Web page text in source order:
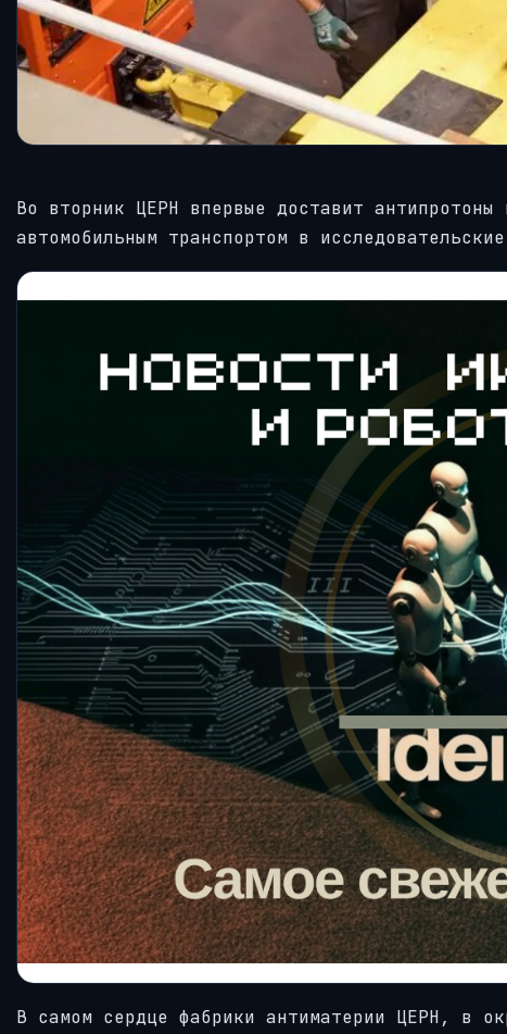
Во вторник ЦЕРН впервые доставит
автомобильным транспортом в
В самом сердце фабрики антиматерии ЦЕРН, в